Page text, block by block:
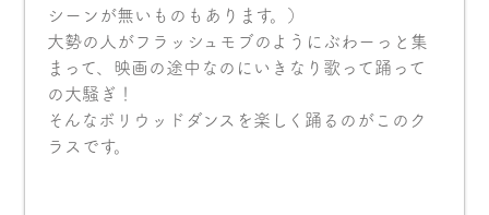
シーンが無いものもあります。）
大勢の人がフラッシュモブのようにぶわーっと集
まって、映画の途中なのにいきなり歌って踊って
の大騒ぎ！
そんなボリウッドダンスを楽しく踊るのがこのク
ラスです。